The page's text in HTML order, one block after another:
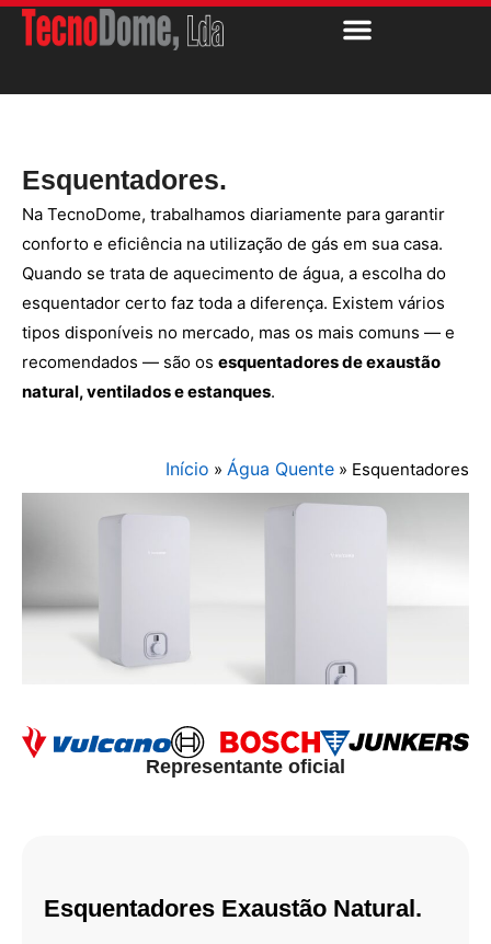
Esquentadores.
Na TecnoDome, trabalhamos diariamente para garantir
conforto e eficiência na utilização de gás em sua casa.
Quando se trata de aquecimento de água, a escolha do
esquentador certo faz toda a diferença. Existem vários
tipos disponíveis no mercado, mas os mais comuns — e
recomendados — são os esquentadores de exaustão
natural, ventilados e estanques.
Início » Água Quente » Esquentadores
Representante oficial
Esquentadores Exaustão Natural.